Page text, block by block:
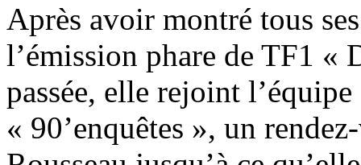
Après avoir montré tous
l’émission phare de TF1 «
passée, elle rejoint
« 90’enquêtes », un